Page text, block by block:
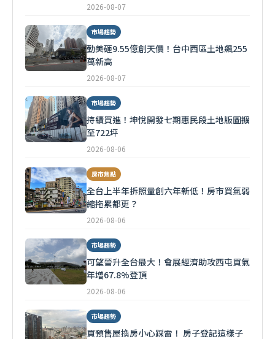
2026-08-07
市場趨勢
勤美砸9.55億創天價！台中西區土地飆255
萬新高
2026-08-07
市場趨勢
持續買進！坤悅開發七期惠民段土地版圖擴
至722坪
2026-08-06
房市焦點
全台上半年拆照量創六年新低！房市買氣弱
縮拖累都更？
2026-08-06
市場趨勢
可望晉升全台最大！會展經濟助攻西屯買氣
年增67.8%登頂
2026-08-06
市場趨勢
買預售屋換房小心踩雷！ 房子登記這樣子